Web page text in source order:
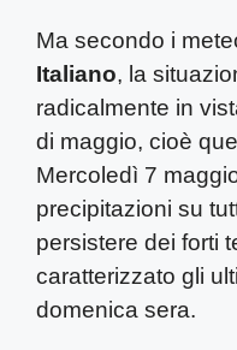
Ma secondo i
Italiano, la
radicalmente in
di maggio, cioè
Mercoledì 7
precipitazioni su
persistere dei forti
caratterizzato gli
domenica sera.